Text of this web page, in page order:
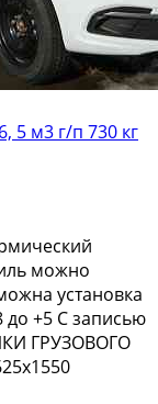
5 м3 г/п 730 кг
можно
установка
+5 С записью
ГРУЗОВОГО